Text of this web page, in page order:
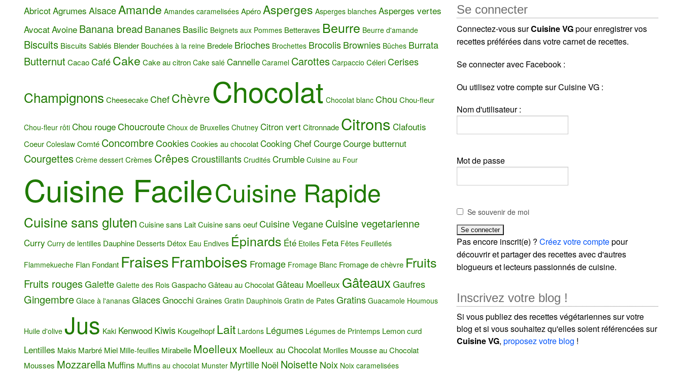
AbricotAgrumes AlsaceAmande Amandes caramelisées ApéroAsperges Asperges blanches Asperges vertes
AvocatAvoine Banana bread Bananes Basilic Beignets aux Pommes Betteraves Beurre Beurre d'amande
Biscuits Biscuits Sablés Blender Bouchées à la reine Bredele Brioches Brochettes BrocolisBrownies Bûches Burrata
Butternut CacaoCaféCake Cake au citron Cake salé Cannelle Caramel Carottes Carpaccio CéleriCerises
Champignons CheesecakeChefChèvre Chocolat Chocolat blanc Chou Chou-fleur
Chou-fleur rôti Chou rougeChoucroute Choux de Bruxelles Chutney Citron vertCitronnade Citrons Clafoutis
Coeur Coleslaw Comté ConcombreCookiesCookies au chocolatCooking ChefCourgeCourge butternut
Courgettes Crème dessert Crèmes CrêpesCroustillants Crudités Crumble Cuisine au Four
Cuisine FacileCuisine Rapide
Cuisine sans gluten Cuisine sans LaitCuisine sans oeufCuisine VeganeCuisine vegetarienne
Curry Curry de lentilles Dauphine Desserts Détox Eau Endives Épinards Été Etoiles Feta Fêtes Feuilletés
Flammekueche Flan Fondant FraisesFramboises Fromage Fromage Blanc Fromage de chèvre Fruits
Fruits rougesGalette Galette des Rois GaspachoGâteau au ChocolatGâteau Moelleux GâteauxGaufres
Gingembre Glace à l'ananas GlacesGnocchi Graines Gratin Dauphinois Gratin de Pates Gratins Guacamole Houmous
Huile d'olive Jus Kaki Kenwood Kiwis Kougelhopf Lait Lardons Légumes Légumes de Printemps Lemon curd
Lentilles Makis Marbré Miel Mille-feuilles Mirabelle Moelleux Moelleux au Chocolat Morilles Mousse au Chocolat
Mousses Mozzarella Muffins Muffins au chocolat Munster Myrtille Noël NoisetteNoix Noix caramelisées
Se connecter
Connectez-vous surCuisine VGpour enregistrer vos
recettes préférées dans votre carnet de recettes.
Se connecter avec Facebook :
Ou utilisez votre compte sur Cuisine VG :
Nom d'utilisateur :
Mot de passe
Se souvenir de moi
Pas encore inscrit(e) ?Créez votre comptepour
découvrir et partager des recettes avec d'autres
blogueurs et lecteurs passionnés de cuisine.
Inscrivez votre blog !
Si vous publiez des recettes végétariennes sur votre
blog et si vous souhaitez qu'elles soient référencées sur
Cuisine VG,proposez votre blog !